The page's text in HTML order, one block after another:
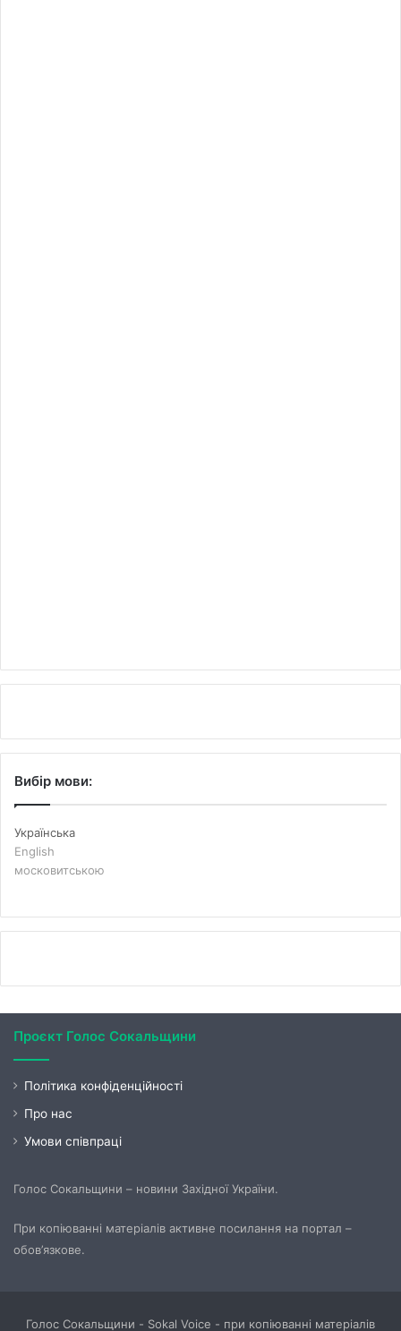
Вибір мови:
Українська
English
московитською
Проєкт Голос Сокальщини
Політика конфіденційності
Про нас
Умови співпраці
Голос Сокальщини – новини Західної України.
При копіюванні матеріалів активне посилання на портал –
обов’язкове.
Голос Сокальщини - Sokal Voice - при копіюванні матеріалів